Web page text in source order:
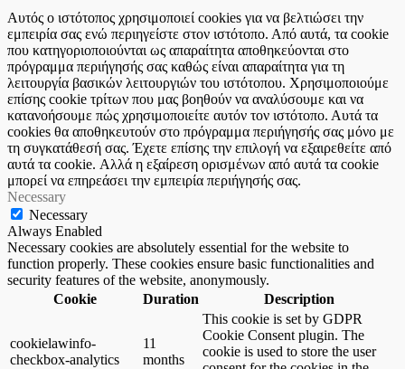
Αυτός ο ιστότοπος χρησιμοποιεί cookies για να βελτιώσει την
εμπειρία σας ενώ περιηγείστε στον ιστότοπο. Από αυτά, τα cookie
που κατηγοριοποιούνται ως απαραίτητα αποθηκεύονται στο
πρόγραμμα περιήγησής σας καθώς είναι απαραίτητα για τη
λειτουργία βασικών λειτουργιών του ιστότοπου. Χρησιμοποιούμε
επίσης cookie τρίτων που μας βοηθούν να αναλύσουμε και να
κατανοήσουμε πώς χρησιμοποιείτε αυτόν τον ιστότοπο. Αυτά τα
cookies θα αποθηκευτούν στο πρόγραμμα περιήγησής σας μόνο με
τη συγκατάθεσή σας. Έχετε επίσης την επιλογή να εξαιρεθείτε από
αυτά τα cookie. Αλλά η εξαίρεση ορισμένων από αυτά τα cookie
μπορεί να επηρεάσει την εμπειρία περιήγησής σας.
Necessary
Necessary
Always Enabled
Necessary cookies are absolutely essential for the website to
function properly. These cookies ensure basic functionalities and
security features of the website, anonymously.
Cookie
Duration Description
cookielawinfo-
checkbox-analytics
11
months
This cookie is set by GDPR
Cookie Consent plugin. The
cookie is used to store the user